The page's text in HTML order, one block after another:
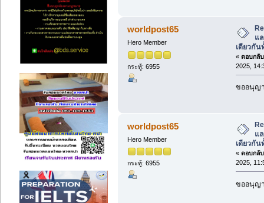
worldpost65
Hero Member
กระทู้: 6955
แ
เดียวกัน
« ตอบกลั
2025,
ขออนุญ
worldpost65
Hero Member
กระทู้: 6955
แ
เดียวกัน
« ตอบกลั
2025,
ขออนุญ